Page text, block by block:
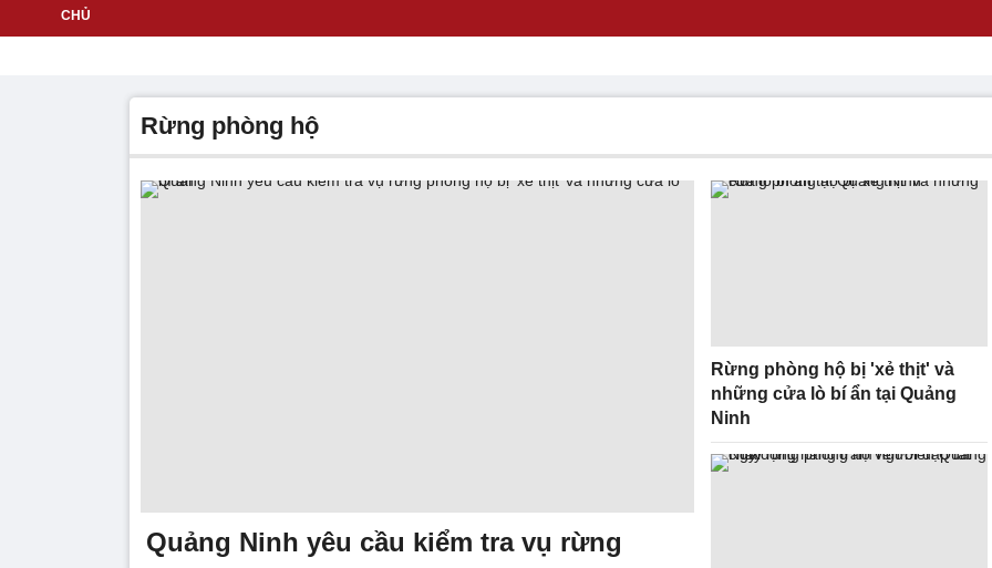
rừng phòng hộ
Quảng Ninh yêu cầu kiểm tra vụ rừng
Rừng phòng hộ bị 'xẻ thịt' và
những cửa lò bí ẩn tại Quảng
Ninh